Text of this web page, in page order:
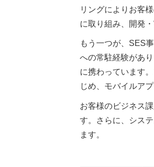
リングによりお客
に取り組み、開発
もう一つが、SES
への常駐経験があ
に携わっています
じめ、モバイルア
お客様のビジネス
す。さらに、シス
ます。